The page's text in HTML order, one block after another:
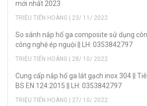
mới nhất 2023
TRIỆU TIẾN HOÀNG | 23/ 11/ 2022
So sánh nắp hố ga composite sử dụng
công nghệ ép nguội || LH: 0353842797
TRIỆU TIẾN HOÀNG | 28/ 10/ 2022
Cung cấp nắp hố ga lát gạch inox 304 ||
BS EN 124:2015 || LH: 0353842797
TRIỆU TIẾN HOÀNG | 27/ 10/ 2022